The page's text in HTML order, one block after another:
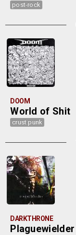
post-rock
DOOM
World of Shit
crust punk
DARKTHRONE
Plaguewielder